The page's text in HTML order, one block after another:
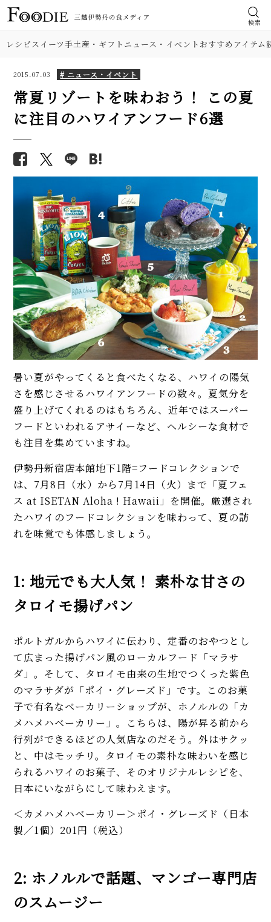
検索
レシピスイーツ手土産・ギフト ニュース・イベントおすすめアイテム
2015.07.03 # ニュース・イベント
常夏リゾートを味わおう！ この夏
に注目のハワイアンフード6選
暑い夏がやってくると食べたくなる、ハワイの陽気
さを感じさせるハワイアンフードの数々。夏気分を
盛り上げてくれるのはもちろん、近年ではスーパー
フードといわれるアサイーなど、ヘルシーな食材で
も注目を集めていますね。
伊勢丹新宿店本館地下1階=フードコレクションで
は、7月8日（水）から7月14日（火）まで「夏フェ
ス at ISETAN Aloha ! Hawaii」を開催。厳選され
たハワイのフードコレクションを味わって、夏の訪
れを味覚でも体感しましょう。
1: 地元でも大人気！ 素朴な甘さの
タロイモ揚げパン
ポルトガルからハワイに伝わり、定番のおやつとし
て広まった揚げパン風のローカルフード「マラサ
ダ」。そして、タロイモ由来の生地でつくった紫色
のマラサダが「ポイ・グレーズド」です。このお菓
子で有名なベーカリーショップが、ホノルルの「カ
メハメハベーカリー」。こちらは、陽が昇る前から
行列ができるほどの人気店なのだそう。外はサクッ
と、中はモッチリ。タロイモの素朴な味わいを感じ
られるハワイのお菓子、そのオリジナルレシピを、
日本にいながらにして味わえます。
＜カメハメハベーカリー＞ポイ・グレーズド（日本
製／1個）201円（税込）
2: ホノルルで話題、マンゴー専門店
のスムージー